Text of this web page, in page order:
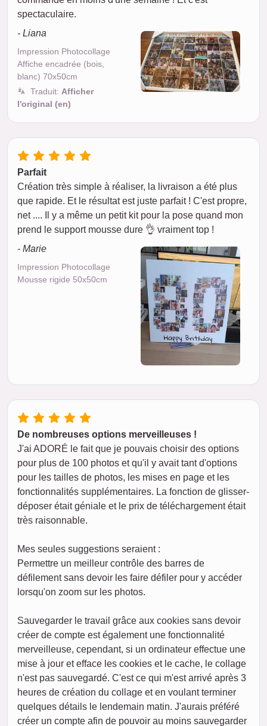
spectaculaire.
- Liana
Impression Photocollage
Affiche encadrée (bois,
blanc) 70x50cm
Traduit: Afficher
l'original (en)
Parfait
Création très simple à réaliser, la livraison a été plus
que rapide. Et le résultat est juste parfait ! C'est propre,
net .... Il y a même un petit kit pour la pose quand mon
prend le support mousse dure 👌 vraiment top !
- Marie
Impression Photocollage
Mousse rigide 50x50cm
De nombreuses options merveilleuses !
J'ai ADORÉ le fait que je pouvais choisir des options
pour plus de 100 photos et qu'il y avait tant d'options
pour les tailles de photos, les mises en page et les
fonctionnalités supplémentaires. La fonction de glisser-
déposer était géniale et le prix de téléchargement était
très raisonnable.
Mes seules suggestions seraient :
Permettre un meilleur contrôle des barres de
défilement sans devoir les faire défiler pour y accéder
lorsqu'on zoom sur les photos.
Sauvegarder le travail grâce aux cookies sans devoir
créer de compte est également une fonctionnalité
merveilleuse, cependant, si un ordinateur effectue une
mise à jour et efface les cookies et le cache, le collage
n'est pas sauvegardé. C'est ce qui m'est arrivé après 3
heures de création du collage et en voulant terminer
quelques détails le lendemain matin. J'aurais préféré
créer un compte afin de pouvoir au moins sauvegarder